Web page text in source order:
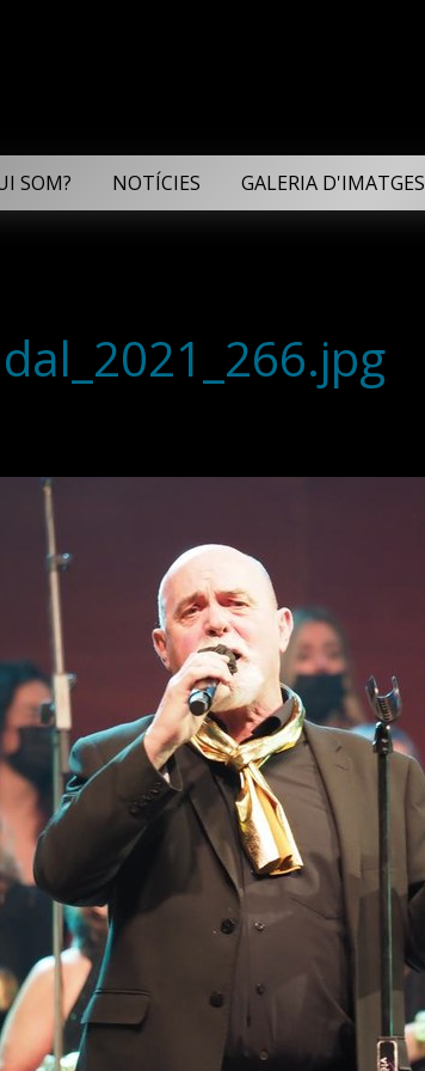
SOM? NOTÍCIES GALERIA D'IMATGES